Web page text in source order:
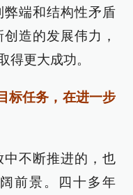
端和结构性矛盾
造的发展伟力，
得更大成功。
标任务，在进一步
中不断推进的，也
前景。四十多年